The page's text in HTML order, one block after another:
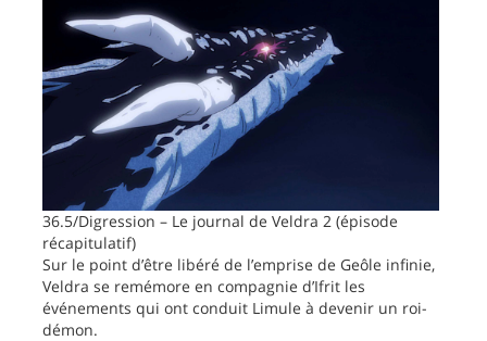
36.5/Digression – Le journal de Veldra 2 (épisode
récapitulatif)
Sur le point d’être libéré de l’emprise de Geôle infinie,
Veldra se remémore en compagnie d’Ifrit les
événements qui ont conduit Limule à devenir un roi-
démon.